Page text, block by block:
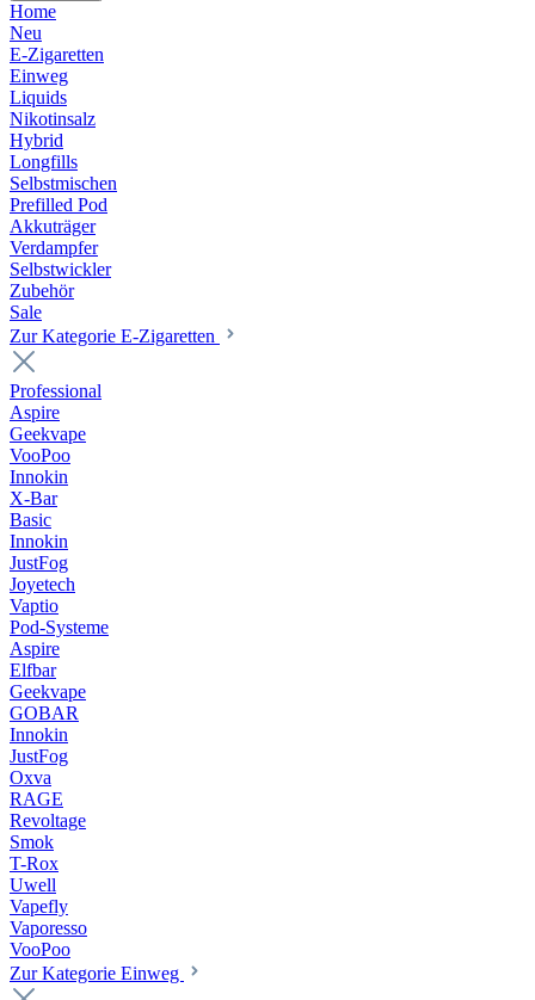
Home
Neu
E-Zigaretten
Einweg
Liquids
Nikotinsalz
Hybrid
Longfills
Selbstmischen
Prefilled Pod
Akkuträger
Verdampfer
Selbstwickler
Zubehör
Sale
Zur Kategorie E-Zigaretten
Professional
Aspire
Geekvape
VooPoo
Innokin
X-Bar
Basic
Innokin
JustFog
Joyetech
Vaptio
Pod-Systeme
Aspire
Elfbar
Geekvape
GOBAR
Innokin
JustFog
Oxva
RAGE
Revoltage
Smok
T-Rox
Uwell
Vapefly
Vaporesso
VooPoo
Zur Kategorie Einweg